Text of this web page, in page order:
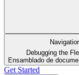
Debugging the
Ensamblado de
Get Started